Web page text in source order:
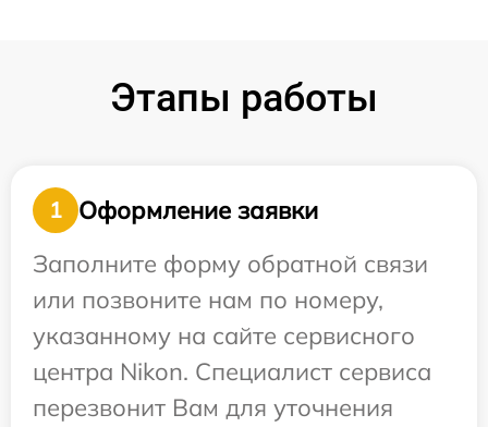
Этапы работы
1
Оформление заявки
Заполните форму обратной связи
или позвоните нам по номеру,
указанному на сайте сервисного
центра Nikon. Специалист сервиса
перезвонит Вам для уточнения